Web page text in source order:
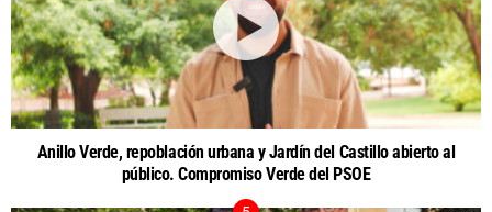
Anillo Verde, repoblación urbana y Jardín del Castillo abierto al
público. Compromiso Verde del PSOE